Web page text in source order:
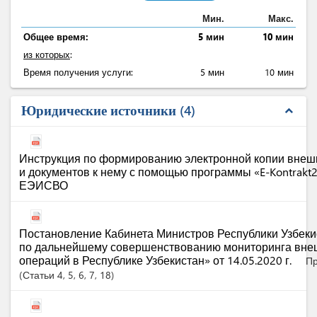
Мин.
Макс.
Общее время:
5 мин
10 мин
из которых:
Время получения услуги:
5 мин 10 мин
Юридические источники 4 expand_less
Инструкция по формированию электронной копии
и документов к нему с помощью программы «E-
ЕЭИСВО
Постановление Кабинета Министров Республики
по дальнейшему совершенствованию мониторинга
операций в Республике Узбекистан» от 14.05.2020 г.
Статьи 4, 5, 6, 7, 18